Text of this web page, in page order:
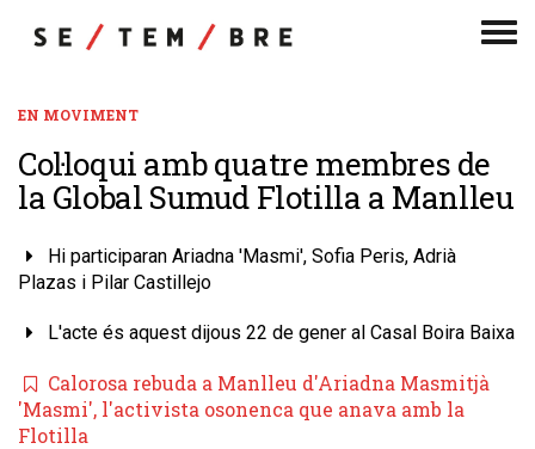
EN MOVIMENT
Col·loqui amb quatre membres de
la Global Sumud Flotilla a Manlleu
Hi participaran Ariadna 'Masmi', Sofia Peris, Adrià
Plazas i Pilar Castillejo
L'acte és aquest dijous 22 de gener al Casal Boira Baixa
Calorosa rebuda a Manlleu d'Ariadna Masmitjà
'Masmi', l'activista osonenca que anava amb la
Flotilla